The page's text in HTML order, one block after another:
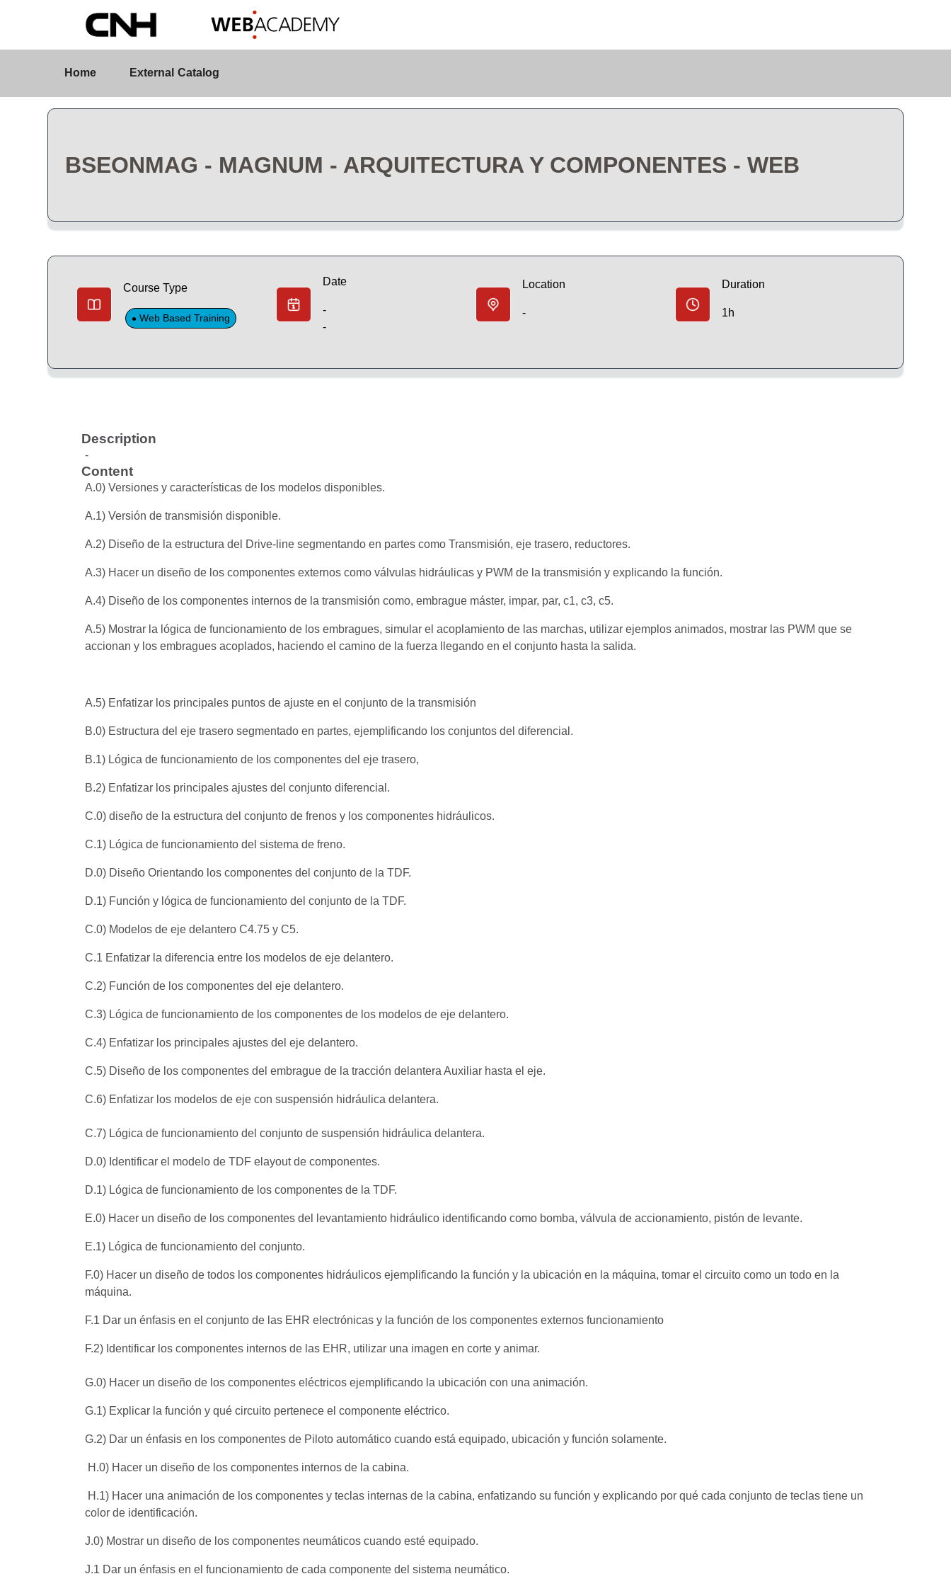
Skip to Main Content
Home External Catalog
BSEONMAG - MAGNUM - ARQUITECTURA Y COMPONENTES - WEB
Course Type
Web Based Training
Date
-
-
Location
-
Duration
1h
Description
-
Content
A.0) Versiones y características de los modelos disponibles.
A.1) Versión de transmisión disponible.
A.2) Diseño de la estructura del Drive-line segmentando en partes como Transmisión, eje trasero, reductores.
A.3) Hacer un diseño de los componentes externos como válvulas hidráulicas y PWM de la transmisión y explicando la función.
A.4) Diseño de los componentes internos de la transmisión como, embrague máster, impar, par, c1, c3, c5.
A.5) Mostrar la lógica de funcionamiento de los embragues, simular el acoplamiento de las marchas, utilizar ejemplos animados, mostrar las PWM que se
accionan y los embragues acoplados, haciendo el camino de la fuerza llegando en el conjunto hasta la salida.
A.5) Enfatizar los principales puntos de ajuste en el conjunto de la transmisión
B.0) Estructura del eje trasero segmentado en partes, ejemplificando los conjuntos del diferencial.
B.1) Lógica de funcionamiento de los componentes del eje trasero,
B.2) Enfatizar los principales ajustes del conjunto diferencial.
C.0) diseño de la estructura del conjunto de frenos y los componentes hidráulicos.
C.1) Lógica de funcionamiento del sistema de freno.
D.0) Diseño Orientando los componentes del conjunto de la TDF.
D.1) Función y lógica de funcionamiento del conjunto de la TDF.
C.0) Modelos de eje delantero C4.75 y C5.
C.1 Enfatizar la diferencia entre los modelos de eje delantero.
C.2) Función de los componentes del eje delantero.
C.3) Lógica de funcionamiento de los componentes de los modelos de eje delantero.
C.4) Enfatizar los principales ajustes del eje delantero.
C.5) Diseño de los componentes del embrague de la tracción delantera Auxiliar hasta el eje.
C.6) Enfatizar los modelos de eje con suspensión hidráulica delantera.
C.7) Lógica de funcionamiento del conjunto de suspensión hidráulica delantera.
D.0) Identificar el modelo de TDF elayout de componentes.
D.1) Lógica de funcionamiento de los componentes de la TDF.
E.0) Hacer un diseño de los componentes del levantamiento hidráulico identificando como bomba, válvula de accionamiento, pistón de levante.
E.1) Lógica de funcionamiento del conjunto.
F.0) Hacer un diseño de todos los componentes hidráulicos ejemplificando la función y la ubicación en la máquina, tomar el circuito como un todo en la
máquina.
F.1 Dar un énfasis en el conjunto de las EHR electrónicas y la función de los componentes externos funcionamiento
F.2) Identificar los componentes internos de las EHR, utilizar una imagen en corte y animar.
G.0) Hacer un diseño de los componentes eléctricos ejemplificando la ubicación con una animación.
G.1) Explicar la función y qué circuito pertenece el componente eléctrico.
G.2) Dar un énfasis en los componentes de Piloto automático cuando está equipado, ubicación y función solamente.
H.0) Hacer un diseño de los componentes internos de la cabina.
H.1) Hacer una animación de los componentes y teclas internas de la cabina, enfatizando su función y explicando por qué cada conjunto de teclas tiene un
color de identificación.
J.0) Mostrar un diseño de los componentes neumáticos cuando esté equipado.
J.1 Dar un énfasis en el funcionamiento de cada componente del sistema neumático.